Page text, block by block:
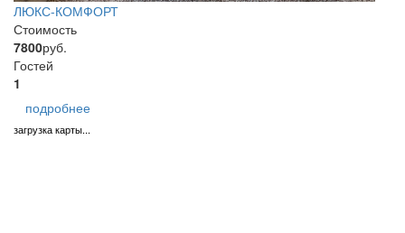
ЛЮКС-КОМФОРТ
Стоимость
7800руб.
Гостей
1
подробнее
загрузка карты...